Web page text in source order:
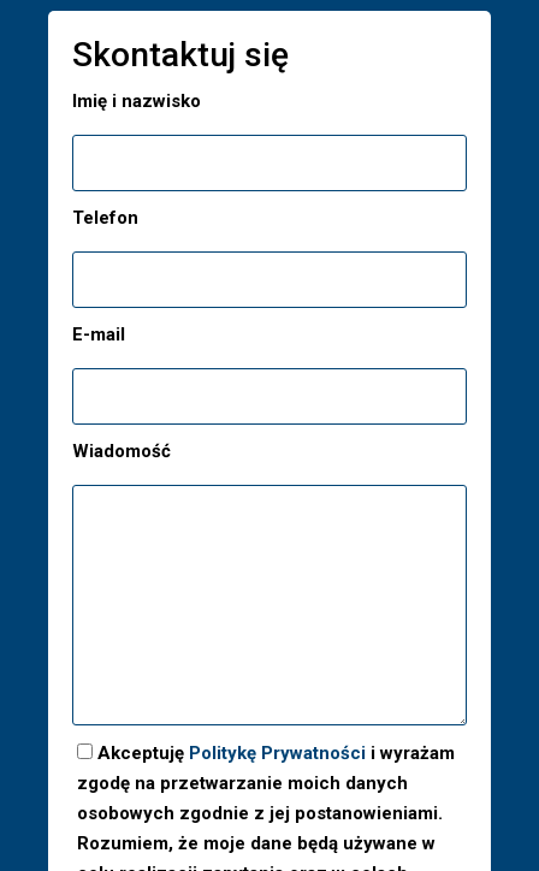
Skontaktuj się
Imię i nazwisko
Telefon
E-mail
Wiadomość
Akceptuję Politykę Prywatności i wyrażam
zgodę na przetwarzanie moich danych
osobowych zgodnie z jej postanowieniami.
Rozumiem, że moje dane będą używane w